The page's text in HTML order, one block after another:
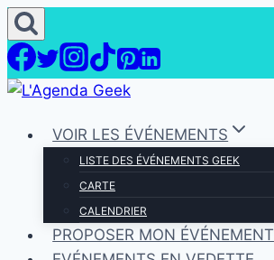
Aller
au
contenu
VOIR LES ÉVÉNEMENTS
LISTE DES ÉVÉNEMENTS GEEK
CARTE
CALENDRIER
PROPOSER MON ÉVÉNEMENT